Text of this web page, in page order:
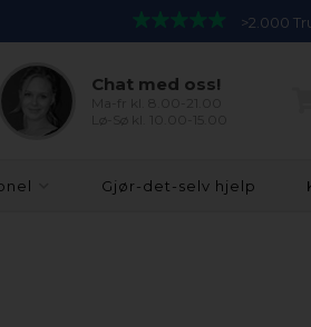
>2.000
Chat med oss!
Gjør-det-selv hjelp